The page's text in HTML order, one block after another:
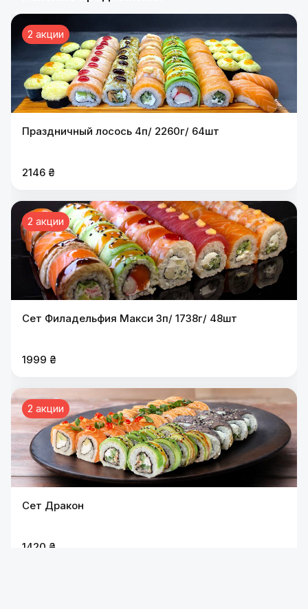
2 акции
Праздничный лосось 4п/ 2260г/ 64шт
2146 ₴
2 акции
Сет Филадельфия Макси 3п/ 1738г/ 48шт
1999 ₴
2 акции
Сет Дракон
1420 ₴